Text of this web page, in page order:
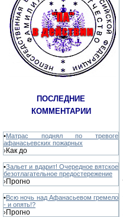
ПОСЛЕДНИЕ
КОММЕНТАРИИ
•Матрас поднял по тревоге
афанасьевских пожарных
›Как до
•Зальет и вдарит! Очередное вятское
безотлагательное предостережение
›Прогно
•Всю ночь над Афанасьевом гремело
- и опять!?
›Прогно